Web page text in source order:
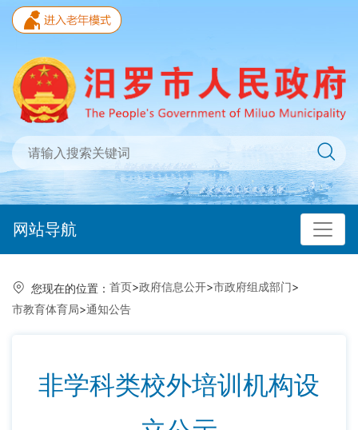
网站导航
您现在的位置： 首页>政府信息公开>市政府组成部门>
市教育体育局>通知公告
非学科类校外培训机构设